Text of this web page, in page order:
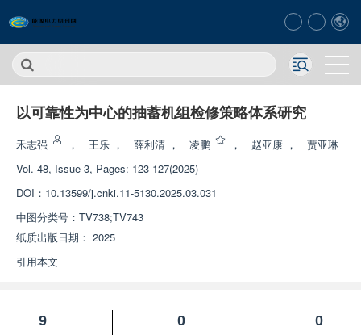
以可靠性为中心的抽蓄机组检修策略体系研究
禾志强 ， 王乐 ， 薛利清 ， 凌鹏 ， 赵亚康 ，
贾亚琳
Vol. 48, Issue 3, Pages: 123-127(2025)
DOI： 10.13599/j.cnki.11-5130.2025.03.031
中图分类号： TV738;TV743
纸质出版日期： 2025
引用本文
9
0
0